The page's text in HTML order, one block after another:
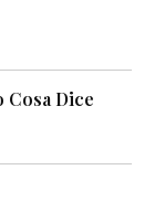
Cosa Dice